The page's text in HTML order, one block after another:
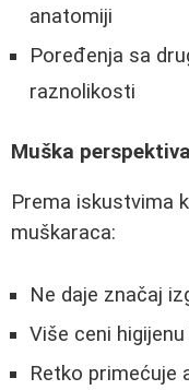
anatomiji
Poređenja sa
raznolikosti
Muška
Prema iskustvima
muškaraca:
Ne daje značaj
Više ceni
Retko primećuje